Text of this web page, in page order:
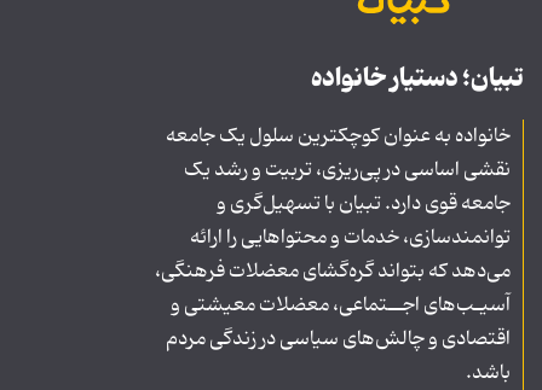
تبیان؛ دستیار خانواده
خانواده به عنوان کوچکترین سلول یک جامعه
نقشی اساسی در پی‌ریزی، تربیت و رشد یک
جامعه قوی دارد. تبیان با تسهیل‌گری و
توانمندسازی، خدمات و محتواهایی را ارائه
می‌دهد که بتواند گره‌گشای معضلات فرهنگی،
آسیـب‌های اجــتماعی، معضلات معیشتی و
اقتصادی و چالش‌های سیاسی در زندگی مردم
باشد.